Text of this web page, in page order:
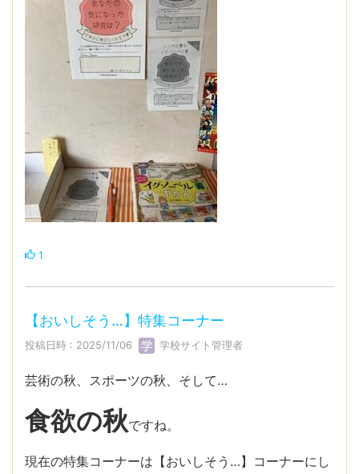
1
【おいしそう…】特集コーナー
投稿日時 : 2025/11/06 学校サイト管理者
芸術の秋、スポーツの秋、そして…
食欲の秋ですね。
現在の特集コーナーは【おいしそう…】コーナーにし